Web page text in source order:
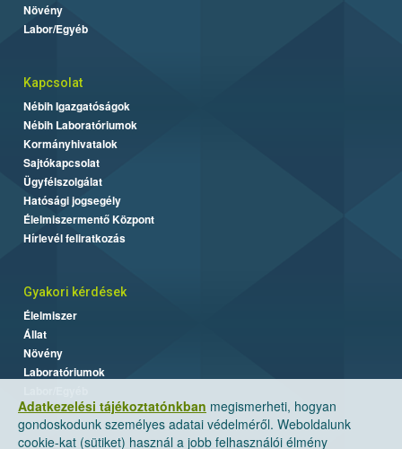
Adatkezelési tájékoztatónkban megismerheti, hogyan
gondoskodunk személyes adatai védelméről. Weboldalunk
cookie-kat (sütiket) használ a jobb felhasználói élmény
Növény
Labor/Egyéb
Kapcsolat
Nébih Igazgatóságok
Nébih Laboratóriumok
Kormányhivatalok
Sajtókapcsolat
Ügyfélszolgálat
Hatósági jogsegély
Élelmiszermentő Központ
Hírlevél feliratkozás
Gyakori kérdések
Élelmiszer
Állat
Növény
Laboratóriumok